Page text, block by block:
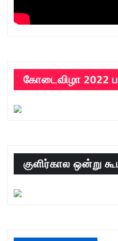
கோடைவிழா 2022
குளிர்கால ஒன்று